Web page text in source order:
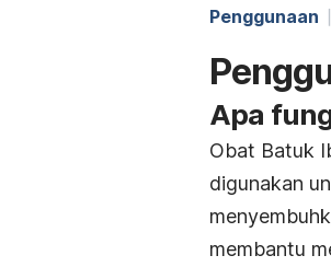
Penggunaan
Apa
Obat Batuk
digunakan
membantu